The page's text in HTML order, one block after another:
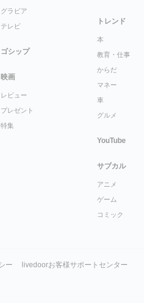
グラビア
テレビ
ゴシップ
映画
レビュー
プレゼント
特集
トレンド
本
教育・仕事
からだ
マネー
車
グルメ
YouTube
サブカル
アニメ
ゲーム
コミック
ー livedoorお客様サポートセンター